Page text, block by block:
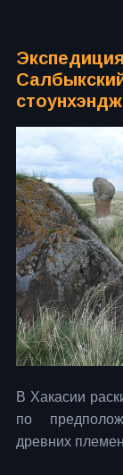
стоунхэндж
В Хакасии
по
древних